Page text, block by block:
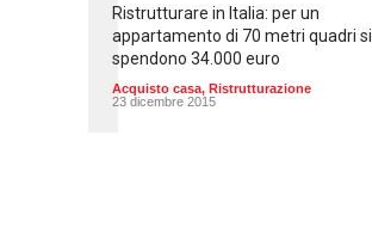
Ristrutturare in Italia: per un
appartamento di 70 metri quadri si
spendono 34.000 euro
Acquisto casa, Ristrutturazione
23 dicembre 2015